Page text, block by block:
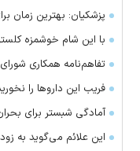
پزشکیان: بهترین زمان
با این شام خوشمزه
تفاهم‌نامه همکاری
فریب این دارو‌ها را
آمادگی شبستر برای
این علائم می‌گوید به